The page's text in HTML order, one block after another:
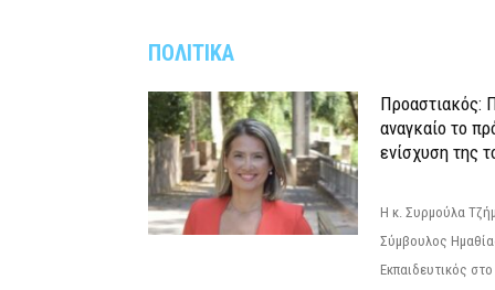
ΠΟΛΙΤΙΚΑ
Προαστιακός:
αναγκαίο το
ενίσχυση της
Η κ. Συρμούλα
Σύμβουλος
Εκπαιδευτικός